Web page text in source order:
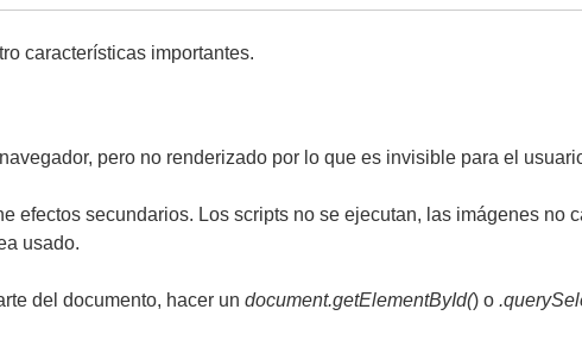
características importantes.
pero no renderizado por lo que es invisible para el
efectos secundarios. Los scripts no se ejecutan, las imágenes no
usado.
del documento, hacer un document.getElementById() o